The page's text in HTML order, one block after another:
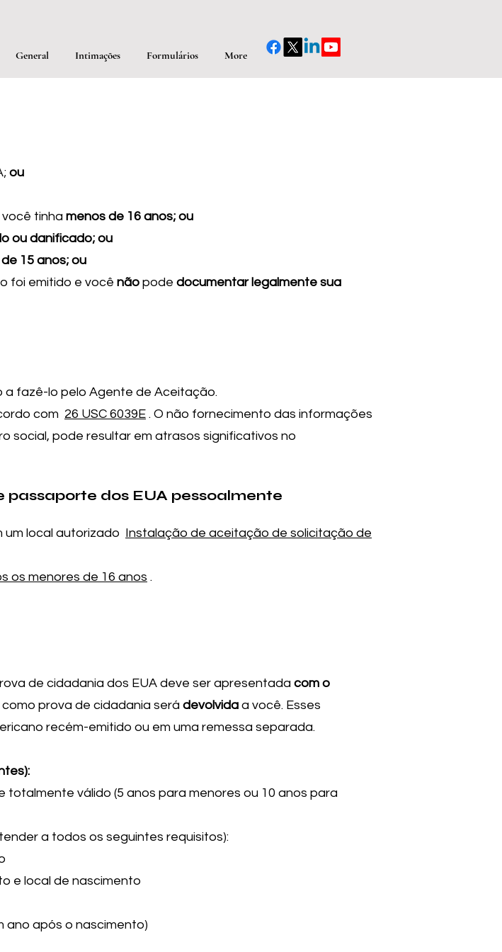
General Intimações Formulários More
ou
tinha menos de 16 anos; ou
ou danificado; ou
15 anos; ou
foi emitido e você não pode documentar legalmente sua
a fazê-lo pelo Agente de Aceitação.
com 26 USC 6039E . O não fornecimento das informações
social, pode resultar em atrasos significativos no
passaporte dos EUA pessoalmente
um local autorizado Instalação de aceitação de solicitação de
os menores de 16 anos .
de cidadania dos EUA deve ser apresentada com o
prova de cidadania será devolvida a você. Esses
recém-emitido ou em uma remessa separada.
válido (5 anos para menores ou 10 anos para
a todos os seguintes requisitos):
e local de nascimento
ano após o nascimento)